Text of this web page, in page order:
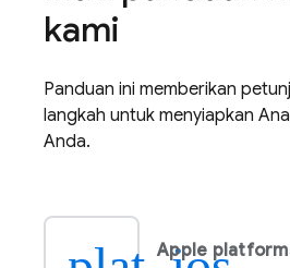
kami
Panduan ini memberikan
langkah untuk menyiapkan
Anda.
Apple